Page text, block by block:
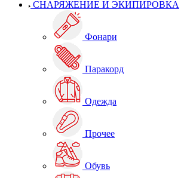
СНАРЯЖЕНИЕ И ЭКИПИРОВКА
Фонари
Паракорд
Одежда
Прочее
Обувь